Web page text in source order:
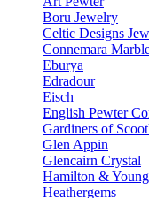
Boru Jewelry
Celtic Designs
Connemara
Eburya
Edradour
Eisch
English Pewter
Gardiners of
Glen Appin
Glencairn Crystal
Hamilton & Young
Heathergems